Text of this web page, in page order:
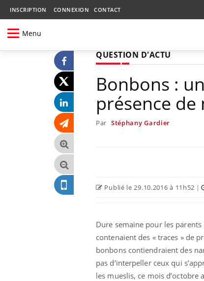
INSCRIPTION CONNEXION CONTACT
Menu
QUESTION D'ACTU
Bonbons :
présence
Par Stéphany Gardier
Publié le 29.10.2016 à 11h52 |
Dure semaine pour les
contenaient des « traces » de
bonbons contiendraient des
pas d’interpeller ceux qui
les mueslis, ce mois